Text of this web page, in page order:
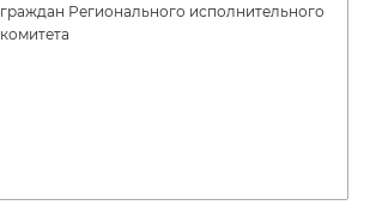
граждан Регионального исполнительного
комитета